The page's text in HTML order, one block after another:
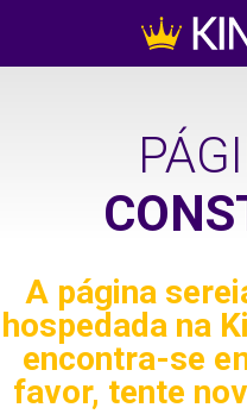
A página
hospedada na
encontra-se
favor, tente